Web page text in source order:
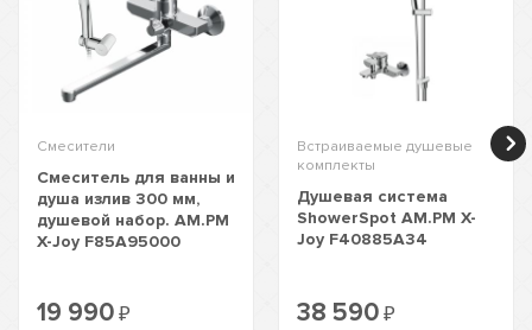
Смесители
Смеситель для ванны и
душа излив 300 мм,
душевой набор. AM.PM
X-Joy F85A95000
19 990 ₽
Встраиваемые душевые
комплекты
Душевая система
ShowerSpot AM.PM X-
Joy F40885A34
38 590 ₽